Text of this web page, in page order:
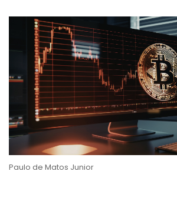
Paulo de Matos Junior